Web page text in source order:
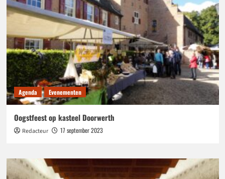
Agenda Evenementen
Oogstfeest op kasteel Doorwerth
Redacteur 17 september 2023